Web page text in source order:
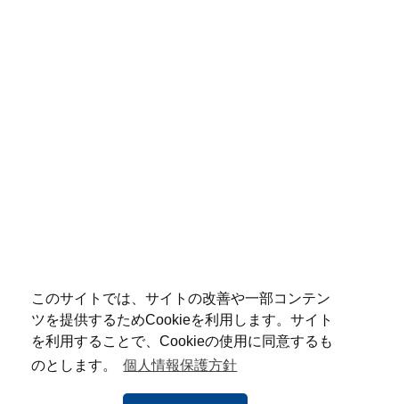
このサイトでは、サイトの改善や一部コンテン
ツを提供するためCookieを利用します。サイト
を利用することで、Cookieの使用に同意するも
のとします。
個人情報保護方針